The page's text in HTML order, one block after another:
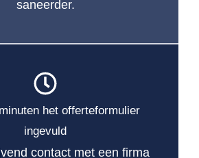
saneerder.
het offerteformulier
ingevuld
contact met een firma